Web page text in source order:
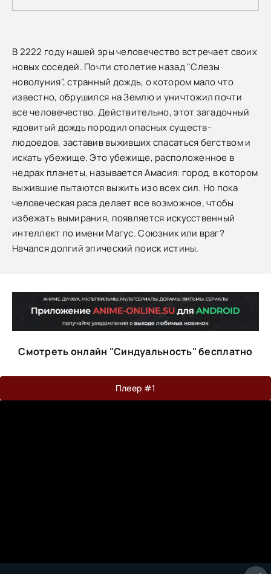
В 2222 году нашей эры человечество встречает своих
новых соседей. Почти столетие назад "Слезы
новолуния", странный дождь, о котором мало что
известно, обрушился на Землю и уничтожил почти
все человечество. Действительно, этот загадочный
ядовитый дождь породил опасных существ-
людоедов, заставив выживших спасаться бегством и
искать убежище. Это убежище, расположенное в
недрах планеты, называется Амасия: город, в котором
выжившие пытаются выжить изо всех сил. Но пока
человеческая раса делает все возможное, чтобы
избежать вымирания, появляется искусственный
интеллект по имени Магус. Союзник или враг?
Начался долгий эпический поиск истины.
Смотреть онлайн "Синдуальность" бесплатно
Плеер #1